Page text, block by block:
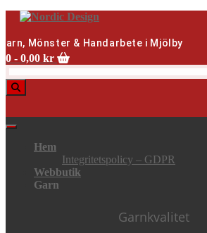
Skip
contentMönster & Handarbete i Mjölby
0 - 0,00 kr
Hem
Integritetspolicy – GDPR
Webbutik
Garn
Garnkvalitet